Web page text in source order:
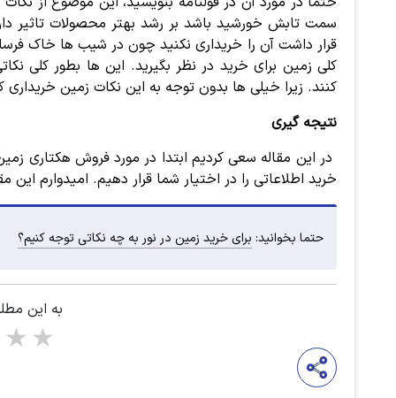
سمت تابش خورشید باشد بر رشد بهتر محصولات تاثیر
قرار داشت آن را خریداری نکنید چون در شیب ها خاک
کلی زمین برای خرید در نظر بگیرید. این ها بطور کلی
کنند. زیرا خیلی ها بدون توجه به این نکات زمین
نتیجه گیری
در این مقاله سعی کردیم ابتدا در مورد فروش هکتاری
خرید اطلاعاتی را در اختیار شما قرار دهیم. امیدوارم
حتما بخوانید: برای خرید زمین در نور به چه نکاتی توجه کنیم؟
به این
5 stars